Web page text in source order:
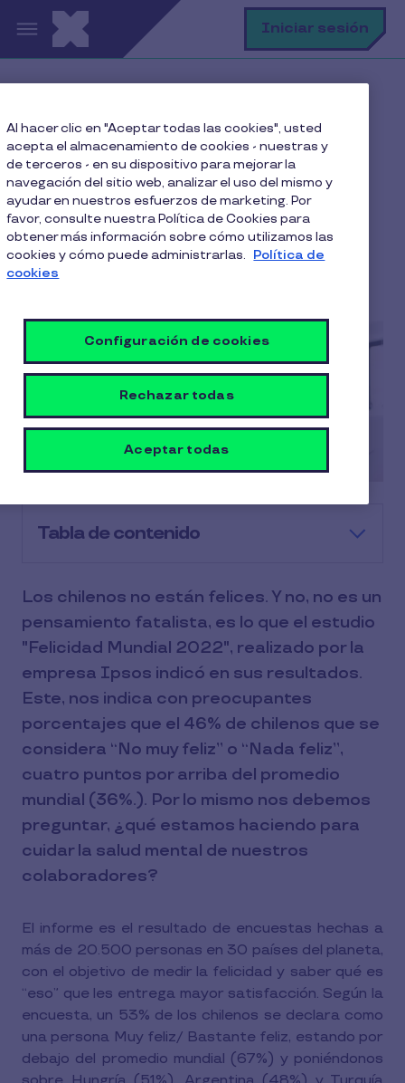
Pasar al contenido principal Iniciar sesión
Los chilenos no son felices en sus trabajos
Los chilenos no son
felices en sus trabajos
Tabla de contenido
Los chilenos no están felices. Y no, no es un
pensamiento fatalista, es lo que el estudio
"Felicidad Mundial 2022", realizado por la
empresa Ipsos indicó en sus resultados.
Este, nos indica con preocupantes
porcentajes que el 46% de chilenos que se
considera “No muy feliz” o “Nada feliz”,
cuatro puntos por arriba del promedio
mundial (36%.). Por lo mismo nos debemos
preguntar, ¿qué estamos haciendo para
cuidar la salud mental de nuestros
colaboradores?
El informe es el resultado de encuestas hechas a
más de 20.500 personas en 30 países del planeta,
con el objetivo de medir la felicidad y saber qué es
“eso” que les entrega mayor satisfacción. Según la
encuesta, un 53% de los chilenos se declara como
una persona Muy feliz/ Bastante feliz, estando por
debajo del promedio mundial (67%) y poniéndonos
Al hacer clic en "Aceptar todas las cookies", usted
acepta el almacenamiento de cookies - nuestras y
de terceros - en su dispositivo para mejorar la
navegación del sitio web, analizar el uso del mismo y
ayudar en nuestros esfuerzos de marketing. Por
favor, consulte nuestra Política de Cookies para
obtener más información sobre cómo utilizamos las
cookies y cómo puede administrarlas. Política de
cookies
Configuración de cookies
Rechazar todas
Aceptar todas